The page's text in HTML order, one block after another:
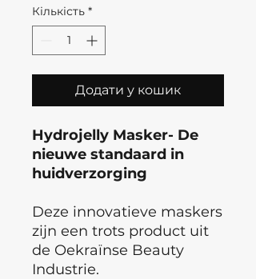
Кількість *
Додати у кошик
Hydrojelly Masker- De
nieuwe standaard in
huidverzorging
Deze innovatieve maskers
zijn een trots product uit
de Oekraïnse Beauty
Industrie.